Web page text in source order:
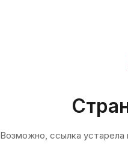
Возможно, ссылка устарела